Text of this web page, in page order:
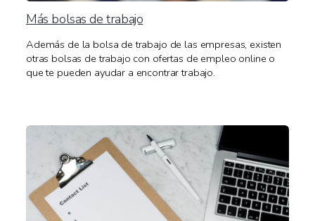
Más bolsas de trabajo
Además de la bolsa de trabajo de las empresas, existen
otras bolsas de trabajo con ofertas de empleo online o
que te pueden ayudar a encontrar trabajo.